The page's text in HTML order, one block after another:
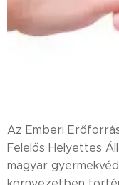
Az Emberi
Felelős Helyettes
magyar